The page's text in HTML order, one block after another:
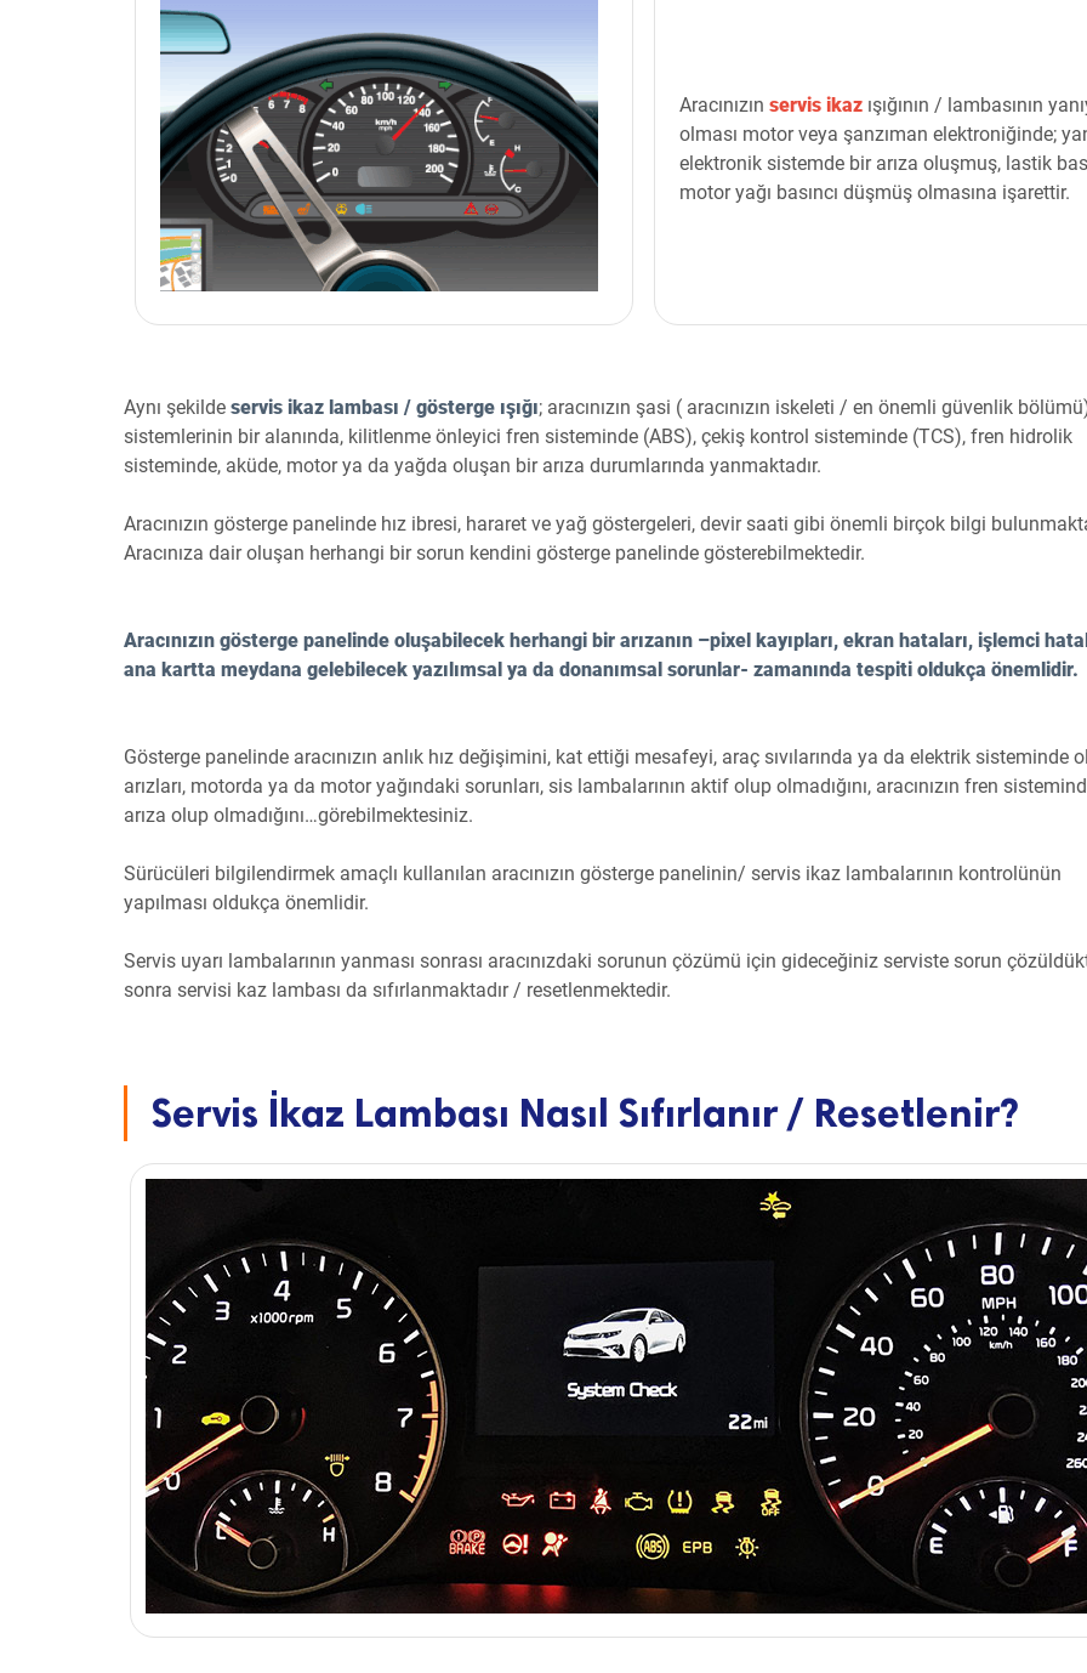
Aracınızın servis ikazışığının / lambasının
olması motor veya şanzıman elektroniğinde;
elektronik sistemde bir arıza oluşmuş, lastik
motor yağı basıncı düşmüş olmasına işarettir.
Aynı şekilde servis ikaz lambası / gösterge ışığı; aracınızın şasi ( aracınızın iskeleti / en önemli güvenlik
sistemlerinin bir alanında, kilitlenme önleyici fren sisteminde (ABS), çekiş kontrol sisteminde (TCS), fren hidrolik
sisteminde, aküde, motor ya da yağda oluşan bir arıza durumlarında yanmaktadır.
Aracınızın gösterge panelinde hız ibresi, hararet ve yağ göstergeleri, devir saati gibi önemli birçok bilgi
Aracınıza dair oluşan herhangi bir sorun kendini gösterge panelinde gösterebilmektedir.
Aracınızın gösterge panelinde oluşabilecek herhangi bir arızanın –pixel kayıpları, ekran hataları, işlemci
ana kartta meydana gelebilecek yazılımsal ya da donanımsal sorunlar- zamanında tespiti oldukça önemlidir.
Gösterge panelinde aracınızın anlık hız değişimini, kat ettiği mesafeyi, araç sıvılarında ya da elektrik sisteminde
arızları, motorda ya da motor yağındaki sorunları, sis lambalarının aktif olup olmadığını, aracınızın fren
arıza olup olmadığını…görebilmektesiniz.
Sürücüleri bilgilendirmek amaçlı kullanılan aracınızın gösterge panelinin/ servis ikaz lambalarının kontrolünün
yapılması oldukça önemlidir.
Servis uyarı lambalarının yanması sonrası aracınızdaki sorunun çözümü için gideceğiniz serviste sorun
sonra servisi kaz lambası da sıfırlanmaktadır / resetlenmektedir.
Servis İkaz Lambası Nasıl Sıfırlanır / Resetlenir?